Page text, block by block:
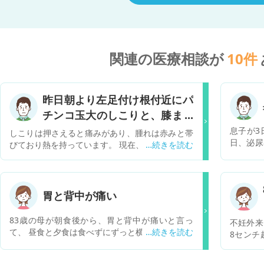
関連の医療相談が10件
昨日朝より左足付け根付近にパ
チンコ玉大のしこりと、膝まで
の３センチ幅くらいの腫れ
しこりは押さえると痛みがあり、腫れは赤みと帯
びており熱を持っています。 現在、医者にもかか
しております。 このまま様子を見ていいものや
ら、本人が非常に不安がっており医者に連れてい
くにも 日曜で緊急性があるのかわかりません。ま
た何科を受診したらいいのか迷っています。
息子が3
日、泌
のが精
男性に
と言わ
ーがあ
ょう。
に飲む
胃と背中が痛い
83歳の母が朝食後から、胃と背中が痛いと言っ
て、 昼食と夕食は食べずにずっと横になっていま
不妊外
8センチ